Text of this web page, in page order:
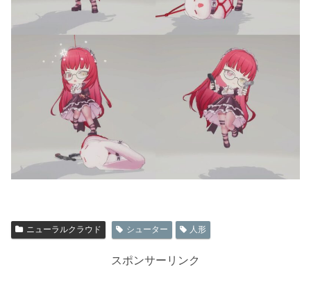
ニューラルクラウド シューター 人形
スポンサーリンク